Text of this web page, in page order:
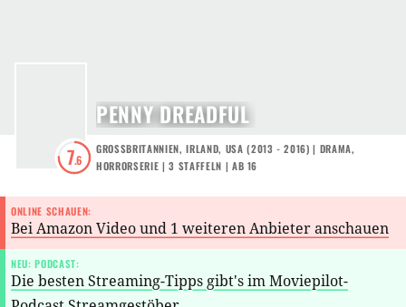
7.6
PENNY DREADFUL
GROSSBRITANNIEN ,IRLAND, USA (2013 - 2016) | DRAMA,
HORRORSERIE |3 STAFFELN | AB 16
ONLINE SCHAUEN:
Bei Amazon Video und 1 weiteren Anbieter anschauen
NEU: PODCAST:
Die besten Streaming-Tipps gibt's im Moviepilot-